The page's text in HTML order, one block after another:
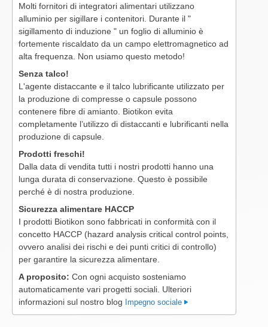
Molti fornitori di integratori alimentari utilizzano
alluminio per sigillare i contenitori. Durante il "
sigillamento di induzione " un foglio di alluminio è
fortemente riscaldato da un campo elettromagnetico ad
alta frequenza. Non usiamo questo metodo!
Senza talco!
L'agente distaccante e il talco lubrificante utilizzato per
la produzione di compresse o capsule possono
contenere fibre di amianto. Biotikon evita
completamente l’utilizzo di distaccanti e lubrificanti nella
produzione di capsule.
Prodotti freschi!
Dalla data di vendita tutti i nostri prodotti hanno una
lunga durata di conservazione. Questo è possibile
perché è di nostra produzione.
Sicurezza alimentare HACCP
I prodotti Biotikon sono fabbricati in conformità con il
concetto HACCP (hazard analysis critical control points,
ovvero analisi dei rischi e dei punti critici di controllo)
per garantire la sicurezza alimentare.
A proposito: Con ogni acquisto sosteniamo
automaticamente vari progetti sociali. Ulteriori
informazioni sul nostro blog Impegno sociale